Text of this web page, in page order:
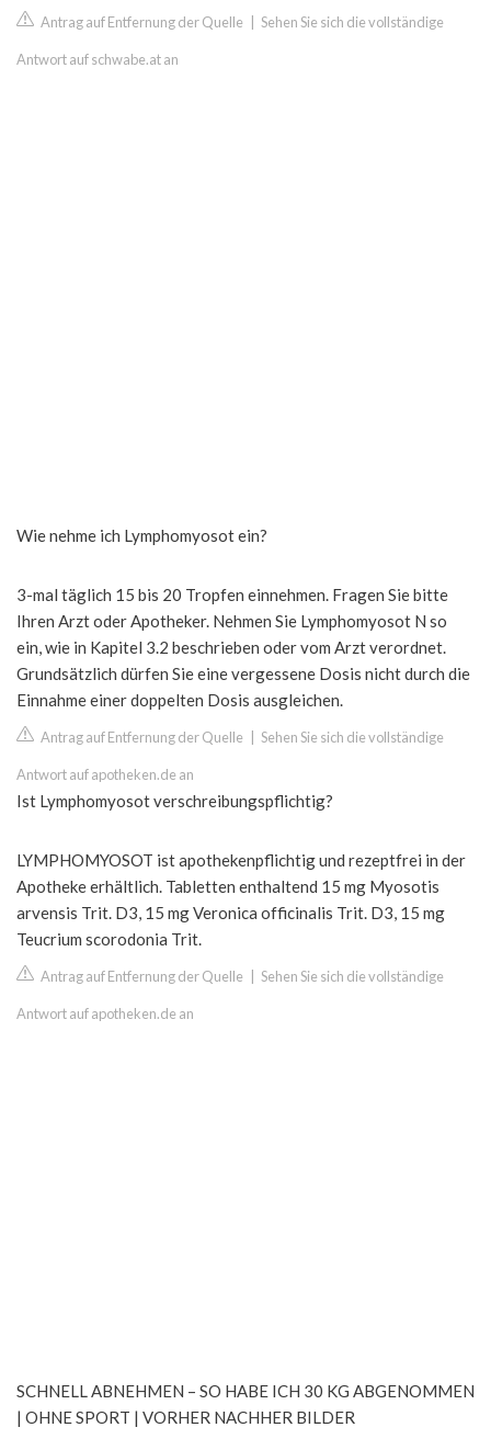
Antrag auf Entfernung der Quelle Sehen Sie sich die vollständige
Antwort auf schwabe.at an
Wie nehme ich Lymphomyosot ein?
3-mal täglich 15 bis 20 Tropfen einnehmen. Fragen Sie bitte
Ihren Arzt oder Apotheker. Nehmen Sie Lymphomyosot N so
ein, wie in Kapitel 3.2 beschrieben oder vom Arzt verordnet.
Grundsätzlich dürfen Sie eine vergessene Dosis nicht durch die
Einnahme einer doppelten Dosis ausgleichen.
Antrag auf Entfernung der Quelle Sehen Sie sich die vollständige
Antwort auf apotheken.de an
Ist Lymphomyosot verschreibungspflichtig?
LYMPHOMYOSOT ist apothekenpflichtig und rezeptfrei in der
Apotheke erhältlich. Tabletten enthaltend 15 mg Myosotis
arvensis Trit. D3, 15 mg Veronica officinalis Trit. D3, 15 mg
Teucrium scorodonia Trit.
Antrag auf Entfernung der Quelle Sehen Sie sich die vollständige
Antwort auf apotheken.de an
SCHNELL ABNEHMEN – SO HABE ICH 30 KG ABGENOMMEN
| OHNE SPORT | VORHER NACHHER BILDER